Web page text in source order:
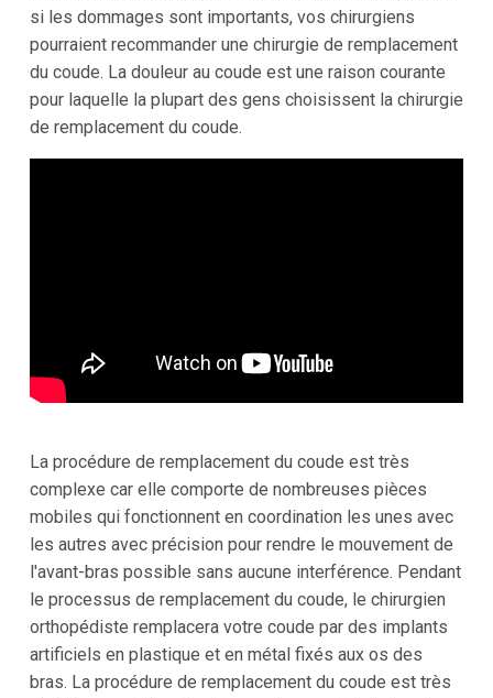
si les dommages sont importants, vos chirurgiens
pourraient recommander une chirurgie de remplacement
du coude. La douleur au coude est une raison courante
pour laquelle la plupart des gens choisissent la chirurgie
de remplacement du coude.
La procédure de remplacement du coude est très
complexe car elle comporte de nombreuses pièces
mobiles qui fonctionnent en coordination les unes avec
les autres avec précision pour rendre le mouvement de
l'avant-bras possible sans aucune interférence. Pendant
le processus de remplacement du coude, le chirurgien
orthopédiste remplacera votre coude par des implants
artificiels en plastique et en métal fixés aux os des
bras. La procédure de remplacement du coude est très